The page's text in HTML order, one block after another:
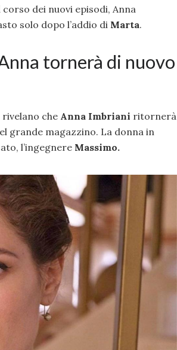
dei nuovi episodi, Anna
solo dopo l’addio di Marta.
tornerà di nuovo
rivelano che Anna Imbriani ritornerà
grande magazzino. La donna in
l’ingegnere Massimo.